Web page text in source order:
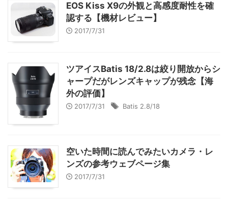
EOS Kiss X9の外観と高感度耐性を確
認する【機材レビュー】
2017/7/31
ツアイスBatis 18/2.8は絞り開放からシ
ャープだがレンズキャップが残念【海
外の評価】
2017/7/31 Batis 2.8/18
空いた時間に読んでみたいカメラ・レ
ンズの参考ウェブページ集
2017/7/31